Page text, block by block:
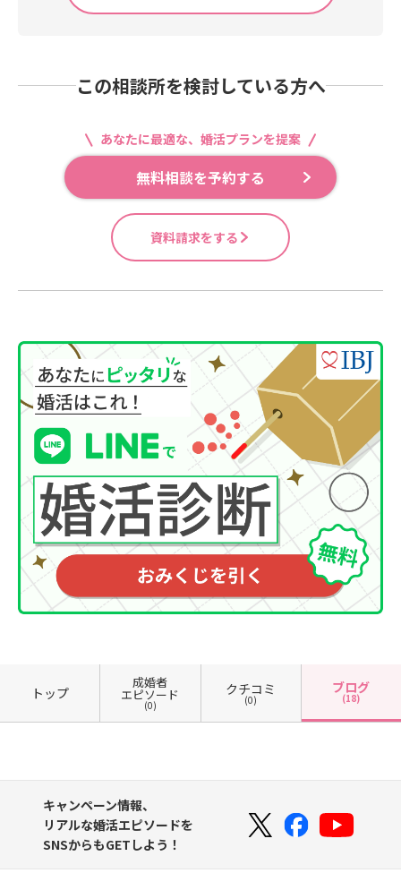
この相談所を検討している方へ
あなたに最適な、婚活プランを提案
無料相談を予約する
資料請求をする
トップ
成婚者
エピソード
(0)
クチコミ
(0)
ブログ
(18)
キャンペーン情報、
リアルな婚活エピソードを
SNSからもGETしよう！